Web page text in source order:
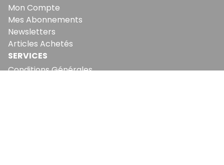
Mon Compte
Mes Abonnements
Newsletters
Articles Achetés
SERVICES
Conditions Générales